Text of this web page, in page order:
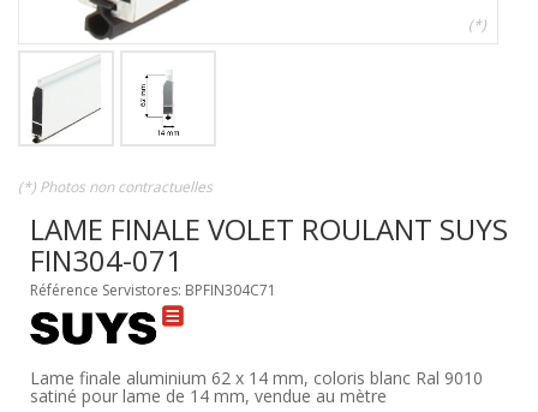
(*)
(*) Photos non contractuelles
LAME FINALE VOLET ROULANT SUYS
FIN304-071
Référence Servistores: BPFIN304C71
Lame finale aluminium 62 x 14 mm, coloris blanc Ral 9010
satiné pour lame de 14 mm, vendue au mètre